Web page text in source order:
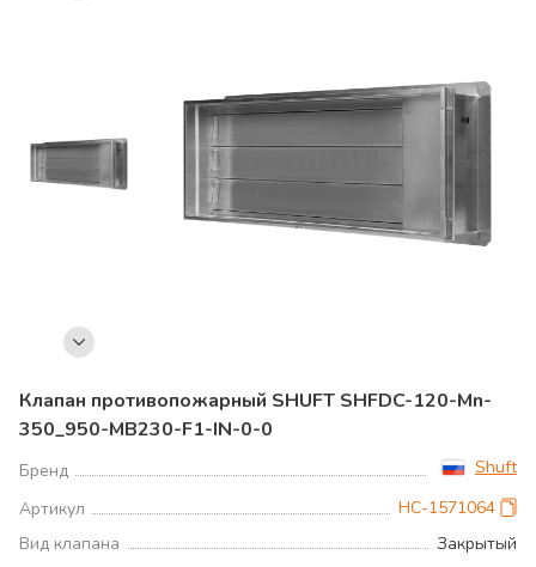
Клапан противопожарный SHUFT SHFDC-120-Mn-
350_950-MB230-F1-IN-0-0
Бренд
Shuft
Артикул
НС-1571064
Вид клапана
Закрытый